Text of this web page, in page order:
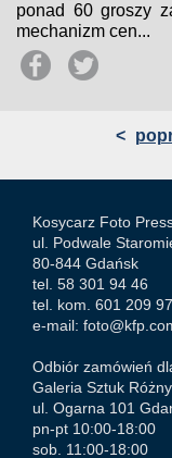
ponad 60 groszy
mechanizm cen...
<
Kosycarz Foto
ul. Podwale
80-844 Gdańsk
tel. 58 301 94 46
tel. kom. 601 209
e-mail:
Odbiór zamówień
Galeria Sztuk
ul. Ogarna 101
pn-pt 10:00-18:00
sob. 11:00-18:00